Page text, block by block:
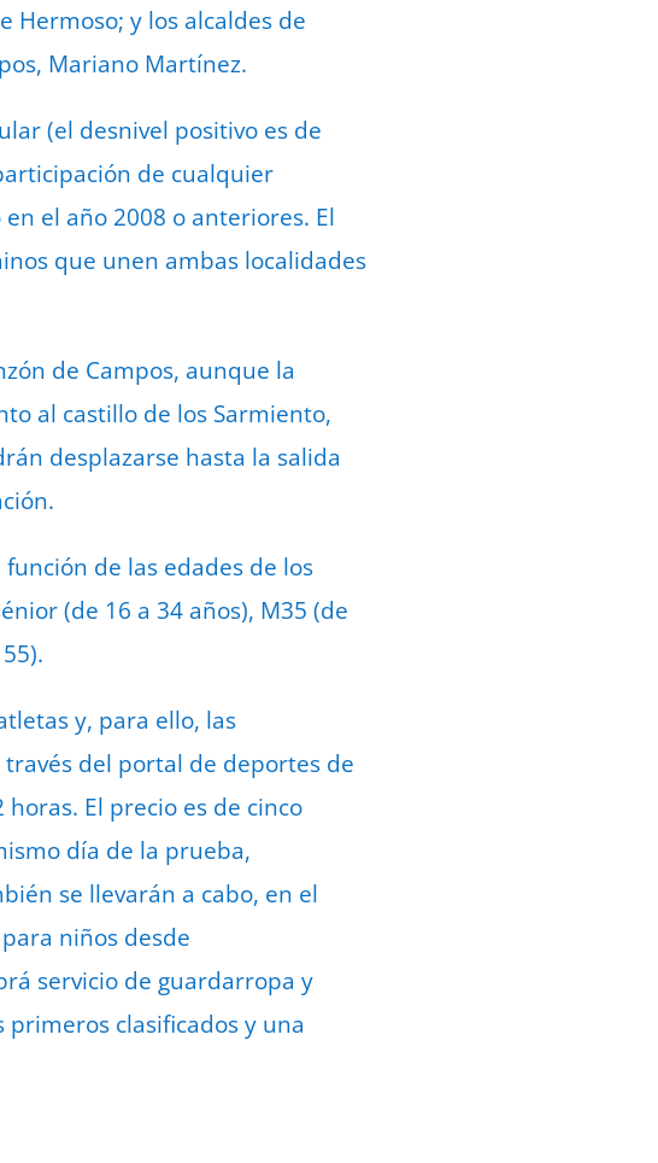
Hermoso; y los alcaldes de
Mariano Martínez.
(el desnivel positivo es de
de cualquier
el año 2008 o anteriores. El
que unen ambas localidades
de Campos, aunque la
al castillo de los Sarmiento,
desplazarse hasta la salida
de las edades de los
(de 16 a 34 años), M35 (de
y, para ello, las
del portal de deportes de
El precio es de cinco
día de la prueba,
se llevarán a cabo, en el
niños desde
servicio de guardarropa y
clasificados y una